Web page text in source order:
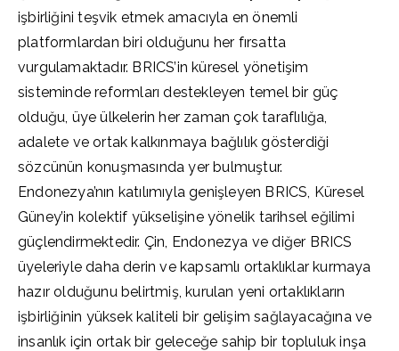
işbirliğini teşvik etmek amacıyla en önemli
platformlardan biri olduğunu her fırsatta
vurgulamaktadır. BRICS’in küresel yönetişim
sisteminde reformları destekleyen temel bir güç
olduğu, üye ülkelerin her zaman çok taraflılığa,
adalete ve ortak kalkınmaya bağlılık gösterdiği
sözcünün konuşmasında yer bulmuştur.
Endonezya’nın katılımıyla genişleyen BRICS, Küresel
Güney’in kolektif yükselişine yönelik tarihsel eğilimi
güçlendirmektedir. Çin, Endonezya ve diğer BRICS
üyeleriyle daha derin ve kapsamlı ortaklıklar kurmaya
hazır olduğunu belirtmiş, kurulan yeni ortaklıkların
işbirliğinin yüksek kaliteli bir gelişim sağlayacağına ve
insanlık için ortak bir geleceğe sahip bir topluluk inşa